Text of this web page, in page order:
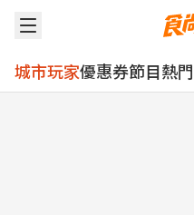
城市玩家優惠券節目熱門